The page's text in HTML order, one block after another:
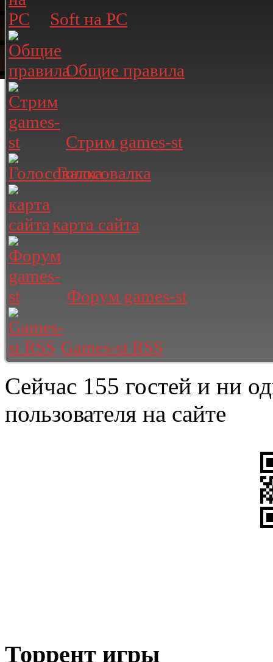
Soft на PC
Общие правила
Стрим games-st
Голосовалка
карта сайта
Форум games-st
Games-st RSS
Сейчас 155 гостей и ни
пользователя на сайте
Торрент игры